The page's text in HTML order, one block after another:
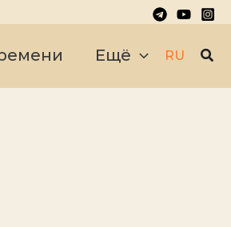
Ещё RU